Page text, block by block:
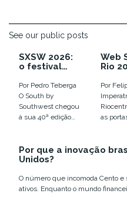
See our public posts
SXSW 2026:
o festival
as
tendências e
colocou o
humano em
xeque
Por Pedro Teberga
O South by
Southwest chegou
à sua 40ª edição
Web
Rio
IA
Por
as
Por que a inovação
Unidos?
O número que incomoda Cento e sessenta milhões de utilizadores
ativos. Enquanto o mundo